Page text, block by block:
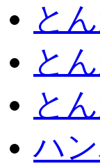
と
と
と
ハ